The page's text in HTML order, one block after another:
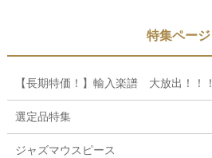
特集ページ
【長期特価！】輸入楽譜 大放出！！！
選定品特集
ジャズマウスピース